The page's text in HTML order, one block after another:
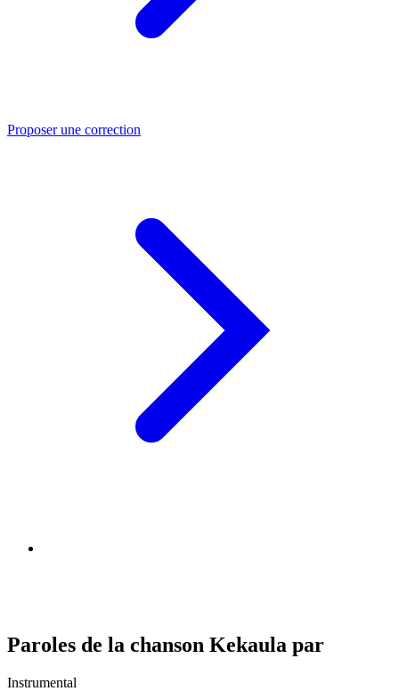
Proposer une correction
Paroles de la chanson Kekaula par
Instrumental